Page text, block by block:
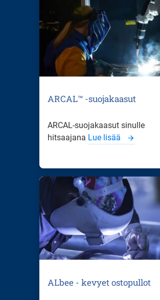
ARCAL™ -suojakaasut
ARCAL-suojakaasut sinulle
hitsaajana Lue lisää
ALbee - kevyet ostopullot